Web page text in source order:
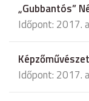
„Gubbantós”
Időpont: 2017.
Időpont: 2017.